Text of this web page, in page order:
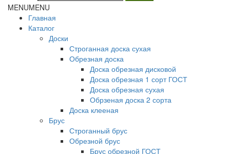
MENUMENU
Главная
Каталог
Доски
Строганная доска сухая
Обрезная доска
Доска обрезная дисковой
Доска обрезная 1 сорт ГОСТ
Доска обрезная сухая
Обрзеная доска 2 сорта
Доска клееная
Брус
Строганный брус
Обрезной брус
Брус обрезной ГОСТ